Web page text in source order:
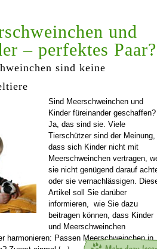
und
– perfektes Paar?
sind keine
Sind Meerschweinchen und
Kinder füreinander geschaffen?
Ja, das sind sie. Viele
Tierschützer sind der Meinung,
dass sich Kinder nicht mit
Meerschweinchen vertragen,
sie nicht genügend darauf
oder sie vernachlässigen.
Artikel soll Sie darüber
informieren, wie Sie dazu
beitragen können, dass Kinder
und Meerschweinchen
harmonieren: Passen Meerschweinchen in